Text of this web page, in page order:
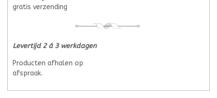
gratis verzending
Levertijd 2 á 3 werkdagen
Producten afhalen op
afspraak.